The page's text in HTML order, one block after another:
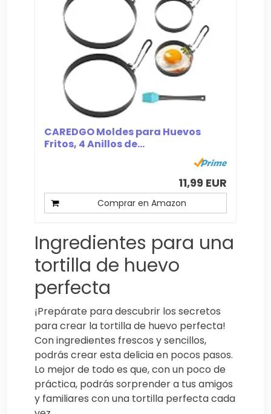
CAREDGO Moldes para Huevos
Fritos, 4 Anillos de...
11,99 EUR
Comprar en Amazon
Ingredientes para una
tortilla de huevo
perfecta
¡Prepárate para descubrir los secretos
para crear la tortilla de huevo perfecta!
Con ingredientes frescos y sencillos,
podrás crear esta delicia en pocos pasos.
Lo mejor de todo es que, con un poco de
práctica, podrás sorprender a tus amigos
y familiares con una tortilla perfecta cada